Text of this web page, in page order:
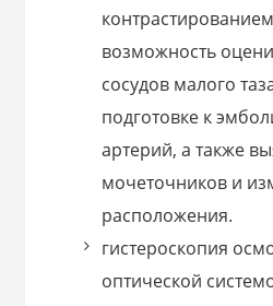
возможность
сосудов малого
подготовке к
артерий, а также
мочеточников и
расположения.
гистероскопия
оптической